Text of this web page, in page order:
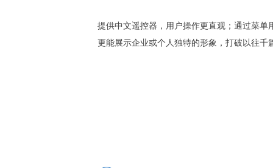
提供中文遥控器，用户操作更直观；通过菜
更能展示企业或个人独特的形象，打破以往千